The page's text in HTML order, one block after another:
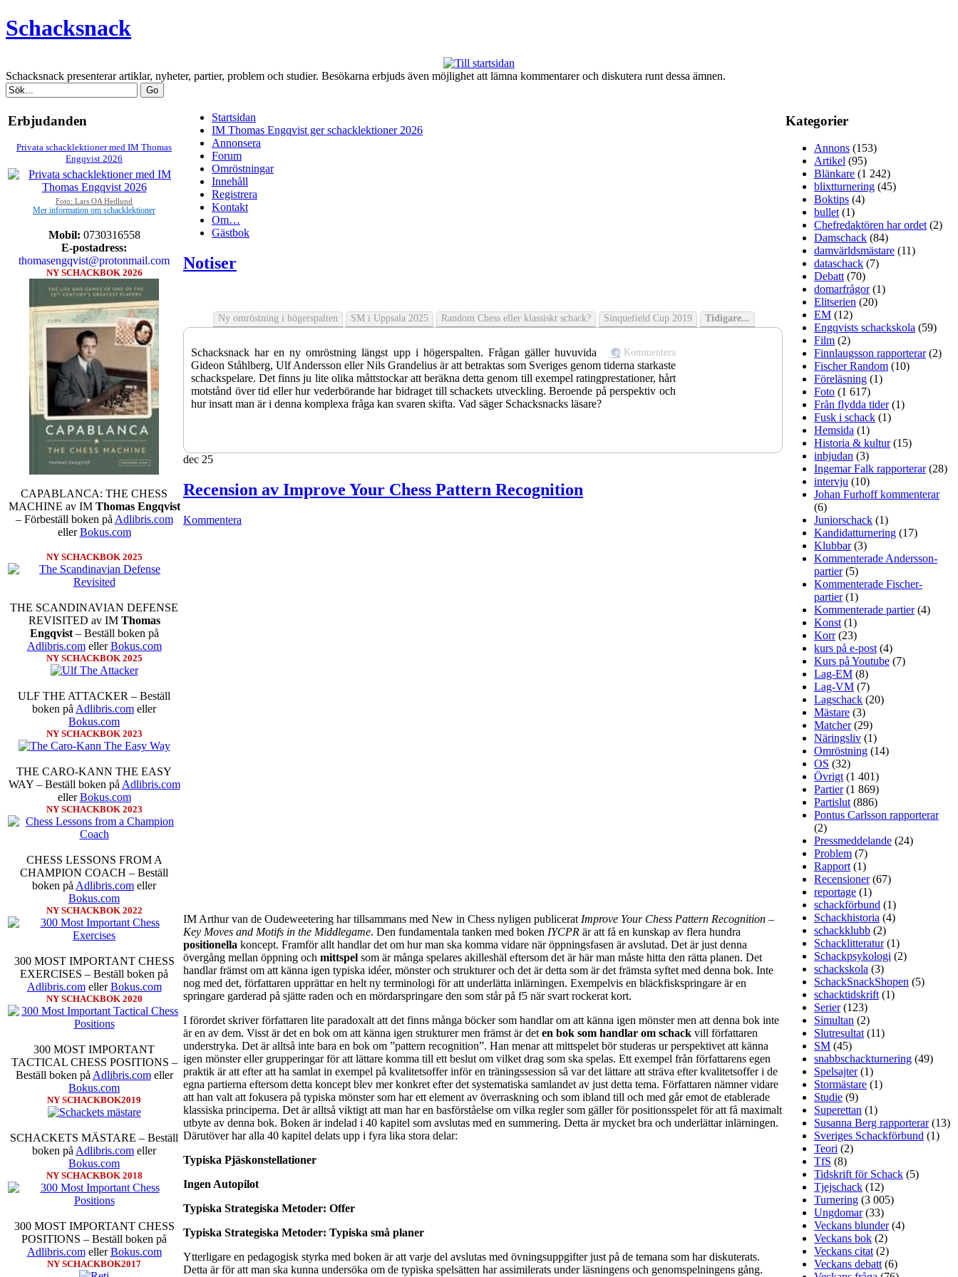
Schacksnack
Schacksnack presenterar artiklar, nyheter, partier, problem och studier. Besökarna erbjuds även möjlighet att lämna kommentarer och diskutera runt dessa ämnen.
Erbjudanden
Privata schacklektioner med IM Thomas
Engqvist 2026
Foto: Lars OA Hedlund
Mer information om schacklektioner
Mobil: 0730316558
E-postadress:
thomasengqvist@protonmail.com
NY SCHACKBOK 2026
CAPABLANCA: THE CHESS
MACHINE av IM Thomas Engqvist
– Förbeställ boken på Adlibris.com
ellerBokus.com
NY SCHACKBOK 2025
THE SCANDINAVIAN DEFENSE
REVISITED av IM Thomas
Engqvist– Beställ boken på
Adlibris.comellerBokus.com
NY SCHACKBOK 2025
ULF THE ATTACKER – Beställ
boken på Adlibris.com eller
Bokus.com
NY SCHACKBOK 2023
THE CARO-KANN THE EASY
WAY – Beställ boken på Adlibris.com
ellerBokus.com
NY SCHACKBOK 2023
CHESS LESSONS FROM A
CHAMPION COACH – Beställ
boken på Adlibris.com eller
Bokus.com
NY SCHACKBOK 2022
300 MOST IMPORTANT CHESS
EXERCISES – Beställ boken på
Adlibris.comellerBokus.com
NY SCHACKBOK 2020
300 MOST IMPORTANT
TACTICAL CHESS POSITIONS –
Beställ boken på Adlibris.comeller
Bokus.com
NY SCHACKBOK2019
SCHACKETS MÄSTARE – Beställ
boken på Adlibris.com eller
Bokus.com
NY SCHACKBOK 2018
300 MOST IMPORTANT CHESS
POSITIONS – Beställ boken på
Adlibris.comellerBokus.com
NY SCHACKBOK2017
Startsidan
IM Thomas Engqvist ger schacklektioner 2026
Annonsera
Forum
Omröstningar
Innehåll
Registrera
Kontakt
Om…
Gästbok
Notiser
Ny omröstning i högerspalten SM i Uppsala 2025 Random Chess eller klassiskt schack? Sinquefield Cup 2019 Tidigare...
Kommentera
Schacksnack har en ny omröstning längst upp i högerspalten. Frågan gäller huvuvida
Gideon Ståhlberg, Ulf Andersson eller Nils Grandelius är att betraktas som Sveriges genom tiderna starkaste
schackspelare. Det finns ju lite olika måttstockar att beräkna detta genom till exempel ratingprestationer, hårt
motstånd över tid eller hur vederbörande har bidraget till schackets utveckling. Beroende på perspektiv och
hur insatt man är i denna komplexa fråga kan svaren skifta. Vad säger Schacksnacks läsare?
nedan.
Kommentera
Den sjunde upplagan av Sinquefield Cup börjar idag och nyheten för året är att tävlingen,
som för övrigt är den starkaste i U.S.A, spelas med 12 deltagare istället för 10. I första ronden har vi dessa
möten:Ding Liren-Wesley So, Levon Aronian-Maxime Vachier-Lagrave, Magnus Carlsen-Anish
Giri, Ian Nepomniachtchi-Wiswanathan Anand, Hikaru Nakamura-Fabiano CaruanaochSergej
Karjakin-Shakhrijar Mamedjarov.Carlsen är givetvis stor favorit och vill förstås revanschera sig efter att
inte ha tagit de snabbare partierna, som spelades för några dagar sedan, på blodigt allvar. Det lär han dock
göra denna gång om han inte ska förlora sitt anséende som världsmästare och undvika förödmjukande
skriverier i norsk massmedia som inte riktigt förstår skillnaderna på blixtschack, snabbschack och klassiskt
schack. Enligt Carlsen är det nämligen den sistnämnda spelformen som är den seriösaste. Sinquefield Cup
saknar dock tyvärr dragserie vilket skulle ha lyft den spelformen ett steg i rätt riktning. Chris Bird är
tävlingsledare
dec 25
Recension av Improve Your Chess Pattern Recognition
Kommentera
IM Arthur van de Oudeweetering har tillsammans med New in Chess nyligen publicerat Improve Your Chess Pattern Recognition –
Key Moves and Motifs in the Middlegame. Den fundamentala tanken med boken IYCPR är att få en kunskap av flera hundra
positionella koncept. Framför allt handlar det om hur man ska komma vidare när öppningsfasen är avslutad. Det är just denna
övergång mellan öppning och mittspel som är många spelares akilleshäl eftersom det är här man måste hitta den rätta planen. Det
handlar främst om att känna igen typiska idéer, mönster och strukturer och det är detta som är det främsta syftet med denna bok. Inte
nog med det, författaren upprättar en helt ny terminologi för att underlätta inlärningen. Exempelvis en bläckfiskspringare är en
springare garderad på sjätte raden och en mördarspringare den som står på f5 när svart rockerat kort.
I förordet skriver författaren lite paradoxalt att det finns många böcker som handlar om att känna igen mönster men att denna bok inte
är en av dem. Visst är det en bok om att känna igen strukturer men främst är det en bok som handlar om schack vill författaren
understryka. Det är alltså inte bara en bok om ”pattern recognition”. Han menar att mittspelet bör studeras ur perspektivet att känna
igen mönster eller grupperingar för att lättare komma till ett beslut om vilket drag som ska spelas. Ett exempel från författarens egen
praktik är att efter att ha samlat in exempel på kvalitetsoffer inför en träningssession så var det lättare att sträva efter kvalitetsoffer i de
egna partierna eftersom detta koncept blev mer konkret efter det systematiska samlandet av just detta tema. Författaren nämner vidare
att han valt att fokusera på typiska mönster som har ett element av överraskning och som ibland till och med går emot de etablerade
klassiska principerna. Det är alltså viktigt att man har en basförståelse om vilka regler som gäller för positionsspelet för att få maximalt
utbyte av denna bok. Boken är indelad i 40 kapitel som avslutas med en summering. Detta är mycket bra och underlättar inlärningen.
Därutöver har alla 40 kapitel delats upp i fyra lika stora delar:
Typiska Pjäskonstellationer
Ingen Autopilot
Typiska Strategiska Metoder: Offer
Typiska Strategiska Metoder: Typiska små planer
Ytterligare en pedagogisk styrka med boken är att varje del avslutas med övningsuppgifter just på de temana som har diskuterats.
Detta är för att man ska kunna undersöka om de typiska spelsätten har assimilerats under läsningens och genomspelningens gång.
Kategorier
Annons (153)
Artikel (95)
Blänkare (1 242)
blixtturnering (45)
Boktips (4)
bullet (1)
Chefredaktören har ordet (2)
Damschack (84)
damvärldsmästare (11)
dataschack (7)
Debatt (70)
domarfrågor(1)
Elitserien (20)
EM (12)
Engqvists schackskola (59)
Film (2)
Finnlaugsson rapporterar(2)
Fischer Random (10)
Föreläsning (1)
Foto (1 617)
Från flydda tider(1)
Fusk i schack (1)
Hemsida (1)
Historia & kultur(15)
inbjudan (3)
Ingemar Falk rapporterar(28)
intervju (10)
Johan Furhoff kommenterar
(6)
Juniorschack (1)
Kandidatturnering (17)
Klubbar(3)
Kommenterade Andersson-
partier(5)
Kommenterade Fischer-
partier(1)
Kommenterade partier(4)
Konst (1)
Korr(23)
kurs på e-post (4)
Kurs på Youtube (7)
Lag-EM (8)
Lag-VM (7)
Lagschack (20)
Mästare (3)
Matcher(29)
Näringsliv (1)
Omröstning (14)
OS (32)
Övrigt (1 401)
Partier(1 869)
Partislut (886)
Pontus Carlsson rapporterar
(2)
Pressmeddelande (24)
Problem (7)
Rapport (1)
Recensioner(67)
reportage (1)
schackförbund (1)
Schackhistoria (4)
schackklubb (2)
Schacklitteratur(1)
Schackpsykologi (2)
schackskola (3)
SchackSnackShopen (5)
schacktidskrift (1)
Serier(123)
Simultan (2)
Slutresultat (11)
SM (45)
snabbschackturnering (49)
Spelsajter(1)
Stormästare (1)
Studie (9)
Superettan (1)
Susanna Berg rapporterar(13)
Sveriges Schackförbund (1)
Teori (2)
TfS (8)
Tidskrift för Schack (5)
Tjejschack (12)
Turnering (3 005)
Ungdomar(33)
Veckans blunder(4)
Veckans bok (2)
Veckans citat (2)
Veckans debatt (6)